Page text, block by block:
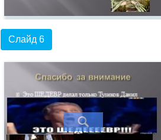
Слайд 6